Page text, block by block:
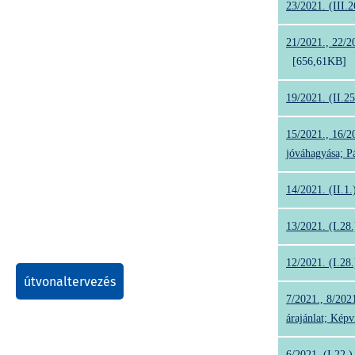
útvonaltervezés
23/2021.
21/2021., 22/
[656,61KB]
19/2021.
15/2021., 16/
jóváhagyása;
14/2021.
13/2021.
12/2021.
7/2021., 8/
árajánlat;